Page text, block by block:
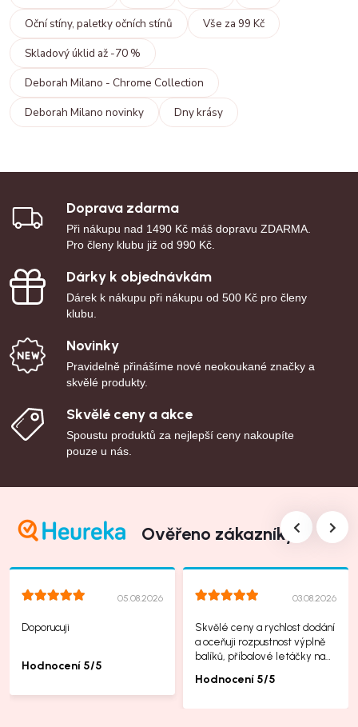
Oční stíny, paletky očních stínů
Vše za 99 Kč
Skladový úklid až -70 %
Deborah Milano - Chrome Collection
Deborah Milano novinky
Dny krásy
Doprava zdarma
Při nákupu nad 1490 Kč máš dopravu ZDARMA.
Pro členy klubu již od 990 Kč.
Dárky k objednávkám
Dárek k nákupu při nákupu od 500 Kč pro členy
klubu.
Novinky
Pravidelně přinášíme nové neokoukané značky a
skvělé produkty.
Skvělé ceny a akce
Spoustu produktů za nejlepší ceny nakoupíte
pouze u nás.
Ověřeno zákazníky
05.08.2026
Doporucuji
Hodnocení 5/5
03.08.2026
Skvělé ceny a rychlost dodání
a oceňuji rozpustnost výplně
balíků, příbalové letáčky na
Hodnocení 5/5